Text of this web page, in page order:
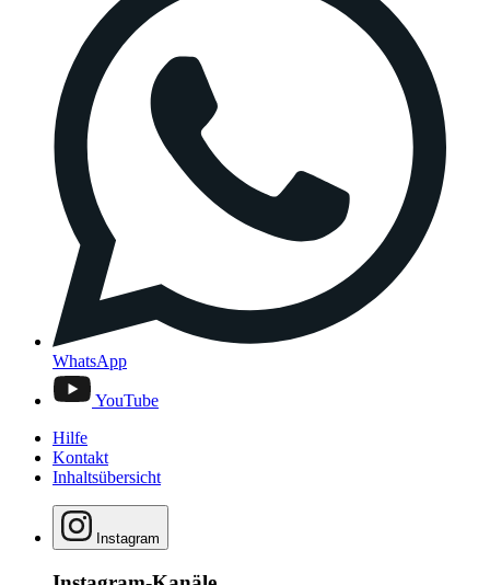
WhatsApp
YouTube
Hilfe
Kontakt
Inhaltsübersicht
Instagram